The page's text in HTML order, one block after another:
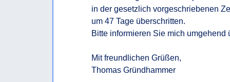
in der gesetzlich vorgeschriebenen
um 47 Tage überschritten.
Bitte informieren Sie mich umgehend
Mit freundlichen Grüßen,
Thomas Gründhammer